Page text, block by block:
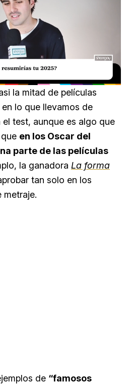
Loaded:
29.51%
la mitad de películas
lo que llevamos de
el test, aunque es algo que
en los Oscar del
parte de las películas
la ganadora La forma
tan solo en los
metraje.
de “famosos